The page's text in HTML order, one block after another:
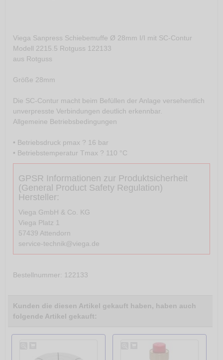
Viega Sanpress Schiebemuffe Ø 28mm I/I mit SC-Contur
Modell 2215.5 Rotguss 122133
aus Rotguss
Größe 28mm
Die SC-Contur macht beim Befüllen der Anlage versehentlich
unverpresste Verbindungen deutlich erkennbar.
Allgemeine Betriebsbedingungen
• Betriebsdruck pmax ? 16 bar
• Betriebstemperatur Tmax ? 110 °C
GPSR Informationen zur Produktsicherheit
(General Product Safety Regulation)
Hersteller:
Viega GmbH & Co. KG
Viega Platz 1
57439 Attendorn
service-technik@viega.de
Bestellnummer: 122133
Kunden die diesen Artikel gekauft haben, haben auch
folgende Artikel gekauft: